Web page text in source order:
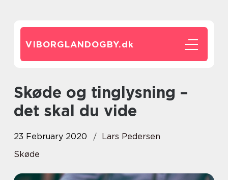
VIBORGLANDOGBY.dk
Skøde og tinglysning –
det skal du vide
23 February 2020
Lars Pedersen
Skøde